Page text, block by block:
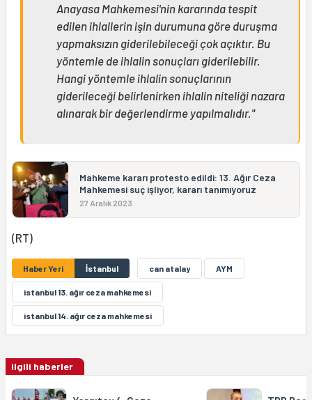
Anayasa Mahkemesi'nin kararında tespit
edilen ihlallerin işin durumuna göre duruşma
yapmaksızın giderilebileceği çok açıktır. Bu
yöntemle de ihlalin sonuçları giderilebilir.
Hangi yöntemle ihlalin sonuçlarının
giderileceği belirlenirken ihlalin niteliği nazara
alınarak bir değerlendirme yapılmalıdır."
Mahkeme kararı protesto edildi: 13. Ağır Ceza
Mahkemesi suç işliyor, kararı tanımıyoruz
27 Aralık 2023
(RT)
Haber Yeri İstanbul can atalay AYM
istanbul 13. ağır ceza mahkemesi
istanbul 14. ağır ceza mahkemesi
ilgili haberler